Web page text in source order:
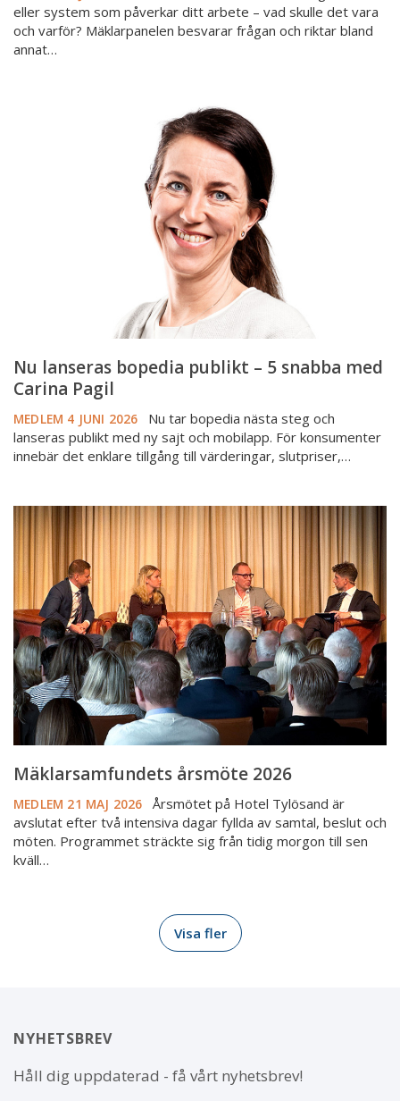
eller system som påverkar ditt arbete – vad skulle det vara
och varför? Mäklarpanelen besvarar frågan och riktar bland
annat…
Nu lanseras bopedia publikt – 5 snabba med
Carina Pagil
MEDLEM 4 JUNI 2026
Nu tar bopedia nästa steg och
lanseras publikt med ny sajt och mobilapp. För konsumenter
innebär det enklare tillgång till värderingar, slutpriser,…
Mäklarsamfundets
årsmöte
2026
Mäklarsamfundets årsmöte 2026
MEDLEM 21 MAJ 2026
Årsmötet på Hotel Tylösand är
avslutat efter två intensiva dagar fyllda av samtal, beslut och
möten. Programmet sträckte sig från tidig morgon till sen
kväll…
Visa fler
NYHETSBREV
Håll dig uppdaterad - få vårt nyhetsbrev!